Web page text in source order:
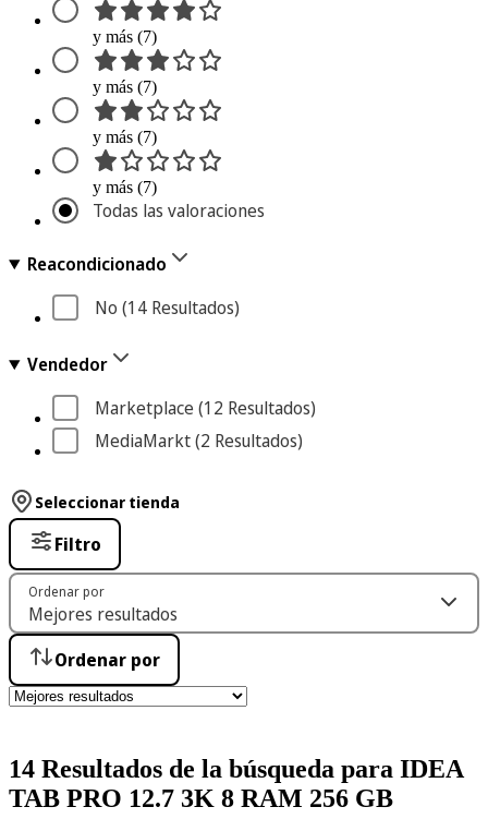
y más (7)
y más (7)
y más (7)
y más (7)
Todas las valoraciones
Reacondicionado
No (14 Resultados)
Vendedor
Marketplace (12 Resultados)
MediaMarkt (2 Resultados)
14 Resultados de la búsqueda para IDEA
TAB PRO 12.7 3K 8 RAM 256 GB
Seleccionar tienda
Filtro
Ordenar por
Ordenar por